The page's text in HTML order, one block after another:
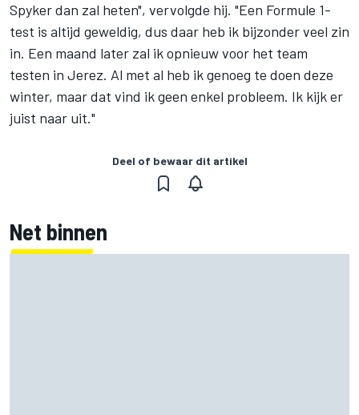
Spyker dan zal heten", vervolgde hij. "Een Formule 1-
test is altijd geweldig, dus daar heb ik bijzonder veel zin
in. Een maand later zal ik opnieuw voor het team
testen in Jerez. Al met al heb ik genoeg te doen deze
winter, maar dat vind ik geen enkel probleem. Ik kijk er
juist naar uit."
Deel of bewaar dit artikel
Net binnen